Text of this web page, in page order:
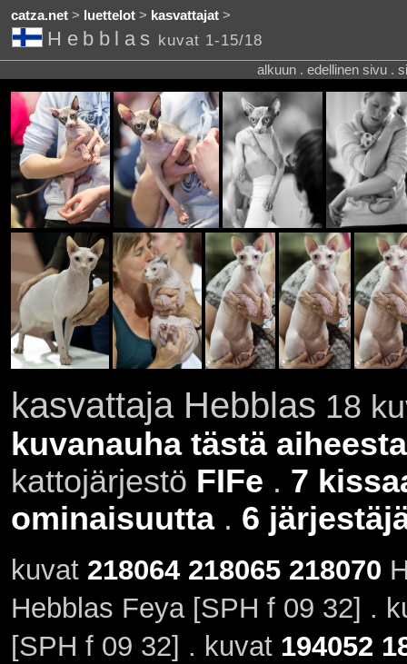
catza.net> luettelot> kasvattajat>
Hebblas kuvat 1-15/18
alkuun . edellinen sivu .
kasvattaja Hebblas 18
kuvanauha tästä aiheesta
kattojärjestö FIFe . 7
ominaisuutta. 6
kuvat 218064 218065 218070
Hebblas Feya [SPH f 09 32] .
[SPH f 09 32] . kuvat 194052